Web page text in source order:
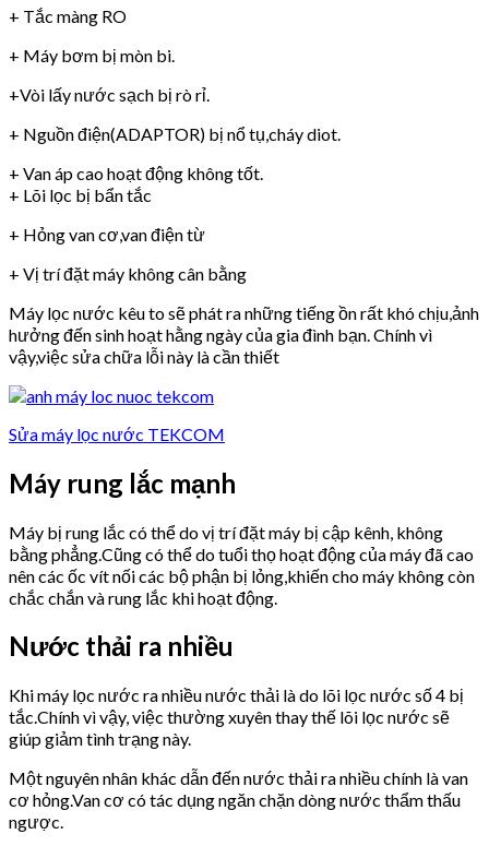
+ Tắc màng RO
+ Máy bơm bị mòn bi.
+Vòi lấy nước sạch bị rò rỉ.
+ Nguồn điện(ADAPTOR) bị nổ tụ,cháy diot.
+ Van áp cao hoạt động không tốt.
+ Lõi lọc bị bẩn tắc
+ Hỏng van cơ,van điện từ
+ Vị trí đặt máy không cân bằng
Máy lọc nước kêu to sẽ phát ra những tiếng ồn rất khó chịu,ảnh
hưởng đến sinh hoạt hằng ngày của gia đình bạn. Chính vì
vậy,việc sửa chữa lỗi này là cần thiết
Sửa máy lọc nước TEKCOM
Máy rung lắc mạnh
Máy bị rung lắc có thể do vị trí đặt máy bị cập kênh, không
bằng phẳng.Cũng có thể do tuổi thọ hoạt động của máy đã cao
nên các ốc vít nối các bộ phận bị lỏng,khiến cho máy không còn
chắc chắn và rung lắc khi hoạt động.
Nước thải ra nhiều
Khi máy lọc nước ra nhiều nước thải là do lõi lọc nước số 4 bị
tắc.Chính vì vậy, việc thường xuyên thay thế lõi lọc nước sẽ
giúp giảm tình trạng này.
Một nguyên nhân khác dẫn đến nước thải ra nhiều chính là van
cơ hỏng.Van cơ có tác dụng ngăn chặn dòng nước thẩm thấu
ngược.